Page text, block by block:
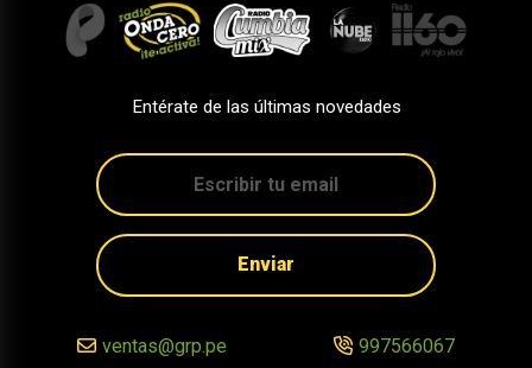
Entérate de las últimas novedades
Enviar
ventas@grp.pe 997566067